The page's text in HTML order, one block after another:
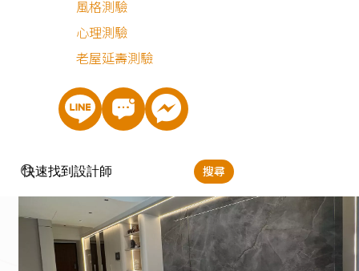
風格測驗
心理測驗
老屋延壽測驗
搜尋
客廳以紋理灰調電視牆整合收納與展示機能，搭配燈具設計
柔和燈帶，讓公領域更顯開闊。量身打造的系統櫃沿著玄關
客廳延伸，打造海量的系統櫃收納，同時減少視覺雜亂感。
能轉換成溫潤的間接照明，營造溫馨舒適的居家氛圍。